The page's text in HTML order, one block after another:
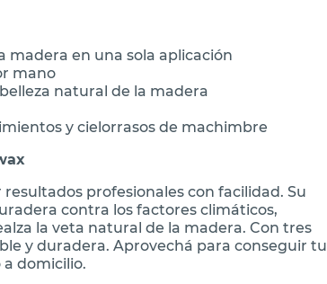
en una sola aplicación
mano
natural de la madera
y cielorrasos de machimbre
profesionales con facilidad. Su
contra los factores climáticos,
la veta natural de la madera. Con tres
y duradera. Aprovechá para conseguir tu
domicilio.